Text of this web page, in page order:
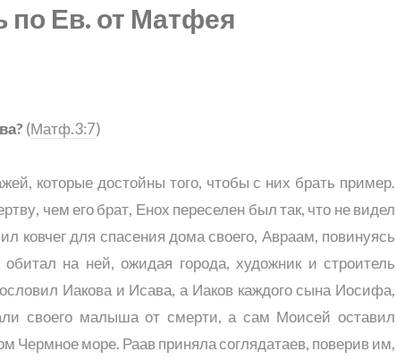
по Ев. от Матфея
(Матф.3:7)
которые достойны того, чтобы с них брать пример.
чем его брат, Енох переселен был так, что не видел
ковчег для спасения дома своего, Авраам, повинуясь
на ней, ожидая города, художник и строитель
Иакова и Исава, а Иаков каждого сына Иосифа,
своего малыша от смерти, а сам Моисей оставил
Чермное море. Раав приняла соглядатаев, поверив им,